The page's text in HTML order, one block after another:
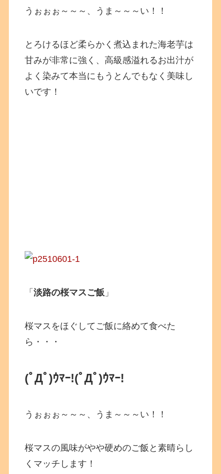
うぉぉぉ～～～、うま～～～い！！
とろけるほど柔らかく煮込まれた海老芋は
甘みが非常に強く、高級感溢れるお出汁が
よく染みて本当にもうとんでもなく美味し
いです！
「淡路の桜マスご飯 」
桜マスをほぐしてご飯に絡めて食べた
ら・・・
(ﾟДﾟ)ｳﾏｰ!(ﾟДﾟ)ｳﾏｰ!
うぉぉぉ～～～、うま～～～い！！
桜マスの風味がやや硬めのご飯と素晴らし
くマッチします！